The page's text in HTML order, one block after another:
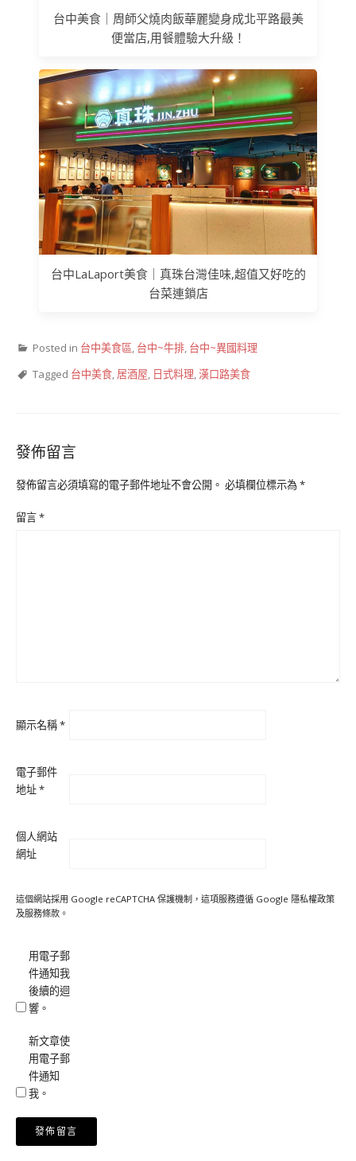
台中美食｜周師父燒肉飯華麗變身成北平路最美
便當店,用餐體驗大升級！
台中LaLaport美食｜真珠台灣佳味,超值又好吃的
台菜連鎖店
Posted in 台中美食區, 台中~牛排, 台中~異國料理
Tagged 台中美食, 居酒屋, 日式料理,漢口路美食
發佈留言
發佈留言必須填寫的電子郵件地址不會公開。 必填欄位標示為*
留言*
顯示名稱*
電子郵件
地址*
個人網站
網址
這個網站採用 Google reCAPTCHA 保護機制，這項服務遵循 Google 隱私權政策
及服務條款 。
用電子郵
件通知我
後續的迴
響。
新文章使
用電子郵
件通知
我。